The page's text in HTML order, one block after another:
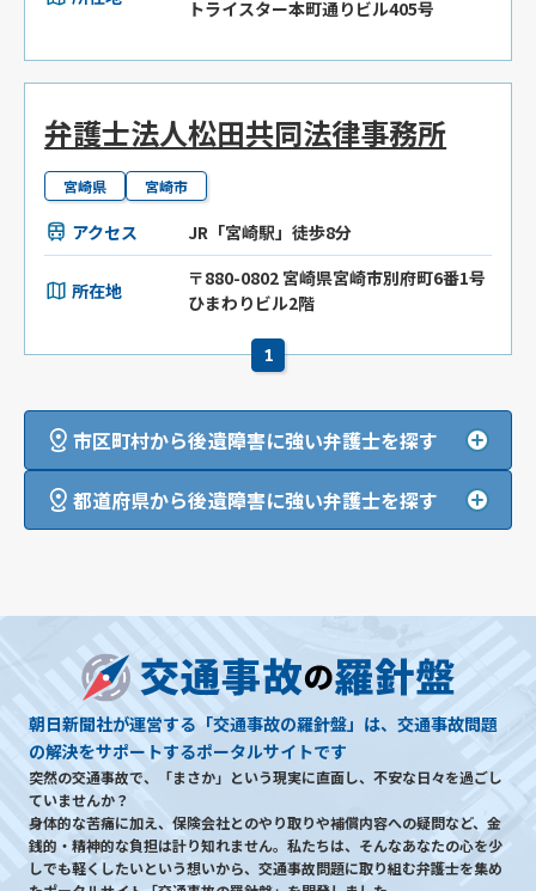
トライスター本町通りビル405号
弁護士法人松田共同法律事務所
宮崎県 宮崎市
アクセス JR「宮崎駅」徒歩8分
所在地
〒880-0802 宮崎県宮崎市別府町6番1号
ひまわりビル2階
1
市区町村から後遺障害に強い弁護士を探す
都道府県から後遺障害に強い弁護士を探す
朝日新聞社が運営する「交通事故の羅針盤」は、交通事故問題
の解決をサポートするポータルサイトです
突然の交通事故で、「まさか」という現実に直面し、不安な日々を過ごし
ていませんか？
身体的な苦痛に加え、保険会社とのやり取りや補償内容への疑問など、金
銭的・精神的な負担は計り知れません。私たちは、そんなあなたの心を少
しでも軽くしたいという想いから、交通事故問題に取り組む弁護士を集め